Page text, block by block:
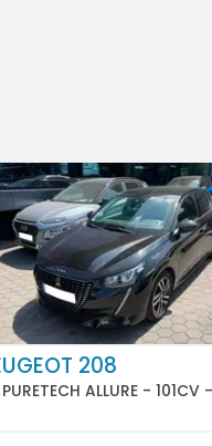
208
ALLURE - 101CV